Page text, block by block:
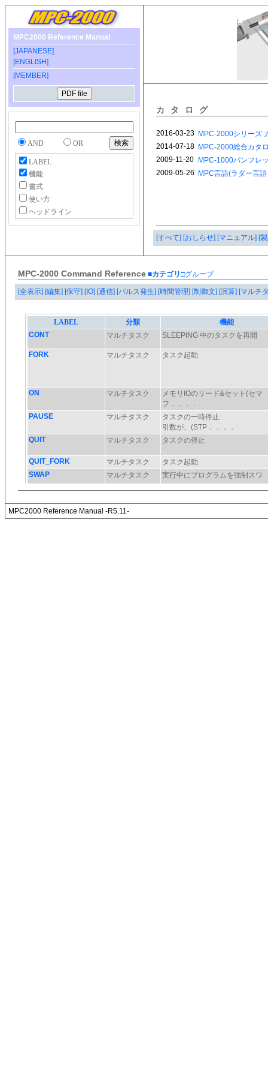
MPC2000 Reference Manual
[JAPANESE]
[ENGLISH]
[MEMBER]
AND OR
LABEL
機能
書式
使い方
ヘッドライン
カタログ
[すべて] [おしらせ] [マニュアル] [
MPC-2000 Command Reference ■カテゴリ□グループ
[全表示] [編集] [保守] [IO] [通信] [パルス発生] [時間管理] [制御文] [演算] [マルチ
MPC2000 Reference Manual -R5.11-